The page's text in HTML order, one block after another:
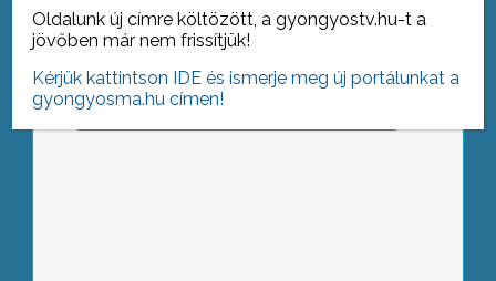
Oldalunk új címre költözött, a gyongyostv.hu-t a
jövőben már nem frissítjük!
Kérjük kattintson IDE és ismerje meg új portálunkat a
gyongyosma.hu címen!